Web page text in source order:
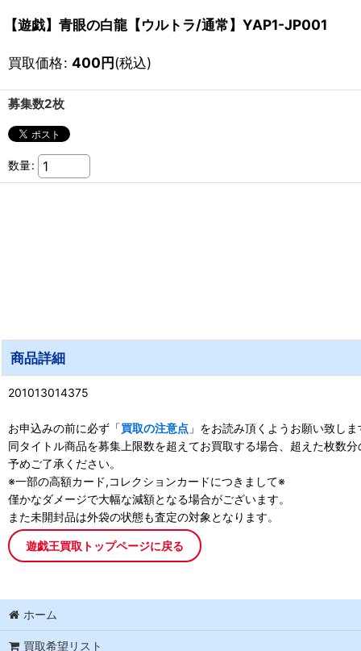
【遊戯】青眼の白龍【ウルトラ/通常】YAP1-JP001
買取価格: 400円(税込)
募集数2枚
数量:
商品詳細
201013014375
お申込みの前に必ず「買取の注意点 」をお読み頂くようお願い致しま
同タイトル商品を募集上限数を超えてお買取する場合、超えた枚数
予めご了承ください。
※一部の高額カード,コレクションカードにつきまして※
僅かなダメージで大幅な減額となる場合がございます。
また未開封品は外袋の状態も査定の対象となります。
遊戯王買取トップページに戻る
ホーム
買取希望リスト